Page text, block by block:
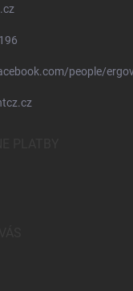
people/